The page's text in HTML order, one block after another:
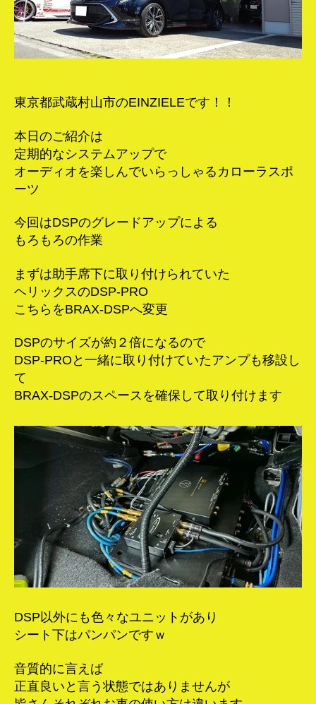
プ
ラ
ッ
ク
へ
東京都武蔵村山市のEINZIELEです！！
本日のご紹介は
定期的なシステムアップで
オーディオを楽しんでいらっしゃるカローラスポ
ーツ
今回はDSPのグレードアップによる
もろもろの作業
まずは助手席下に取り付けられていた
ヘリックスのDSP-PRO
こちらをBRAX-DSPへ変更
DSPのサイズが約２倍になるので
DSP-PROと一緒に取り付けていたアンプも移設し
て
BRAX-DSPのスペースを確保して取り付けます
DSP以外にも色々なユニットがあり
シート下はパンパンですｗ
音質的に言えば
正直良いと言う状態ではありませんが